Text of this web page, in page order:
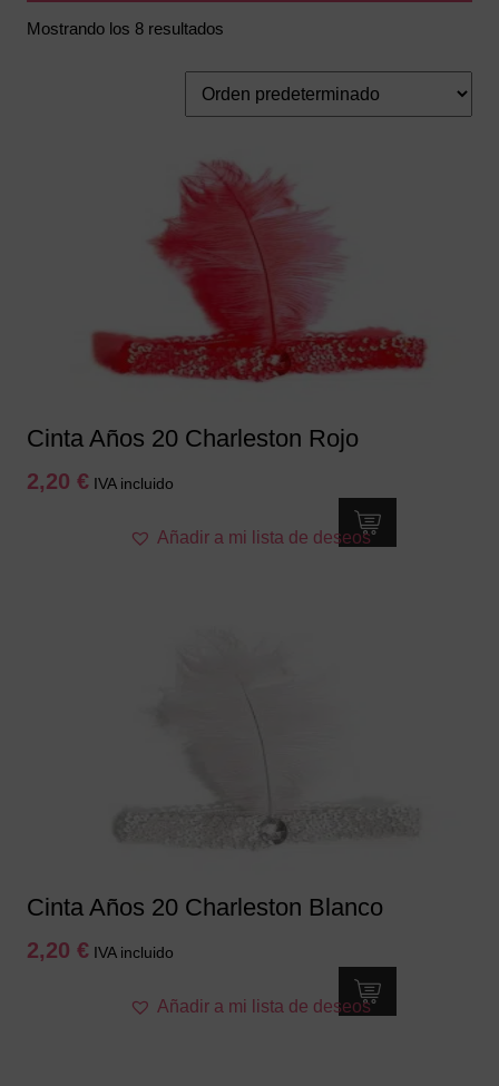
Mostrando los 8 resultados
Cinta Años 20 Charleston Rojo
2,20 € IVA incluido
Añadir a mi lista de deseos
Cinta Años 20 Charleston Blanco
2,20 € IVA incluido
Añadir a mi lista de deseos